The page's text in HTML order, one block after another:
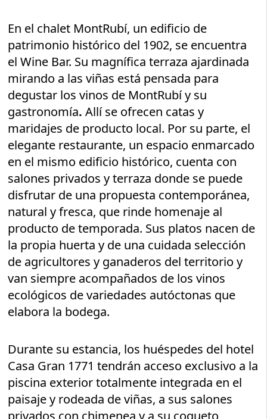
En el chalet MontRubí, un edificio de
patrimonio histórico del 1902, se encuentra
el Wine Bar. Su magnífica terraza ajardinada
mirando a las viñas está pensada para
degustar los vinos de MontRubí y su
gastronomía.Allí se ofrecen catas y
maridajes de producto local. Por su parte, el
elegante restaurante, un espacio enmarcado
en el mismo edificio histórico, cuenta con
salones privados y terraza donde se puede
disfrutar de una propuesta contemporánea,
natural y fresca, que rinde homenaje al
producto de temporada. Sus platos nacen de
la propia huerta y de una cuidada selección
de agricultores y ganaderos del territorio y
van siempre acompañados de los vinos
ecológicos de variedades autóctonas que
elabora la bodega.
Durante su estancia, los huéspedes del hotel
Casa Gran 1771 tendrán acceso exclusivo a la
piscina exterior totalmente integrada en el
paisaje y rodeada de viñas, a sus salones